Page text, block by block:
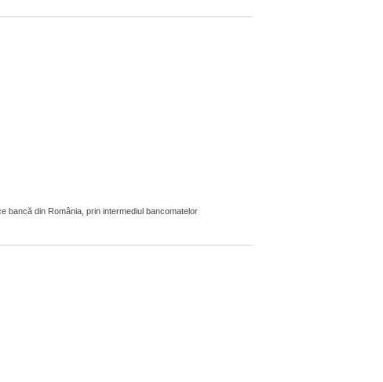
bancă din România, prin intermediul bancomatelor